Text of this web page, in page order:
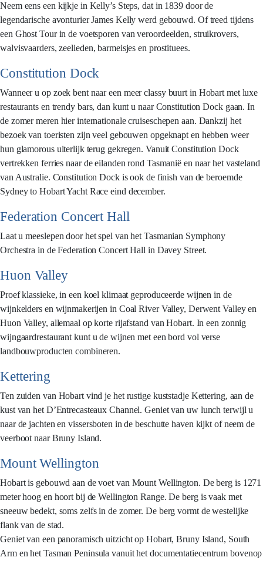
Neem eens een kijkje in Kelly’s Steps, dat in 1839 door de
legendarische avonturier James Kelly werd gebouwd. Of treed tijdens
een Ghost Tour in de voetsporen van veroordeelden, struikrovers,
walvisvaarders, zeelieden, barmeisjes en prostituees.
Constitution Dock
Wanneer u op zoek bent naar een meer classy buurt in Hobart met luxe
restaurants en trendy bars, dan kunt u naar Constitution Dock gaan. In
de zomer meren hier internationale cruiseschepen aan. Dankzij het
bezoek van toeristen zijn veel gebouwen opgeknapt en hebben weer
hun glamorous uiterlijk terug gekregen. Vanuit Constitution Dock
vertrekken ferries naar de eilanden rond Tasmanië en naar het vasteland
van Australie. Constitution Dock is ook de finish van de beroemde
Sydney to Hobart Yacht Race eind december.
Federation Concert Hall
Laat u meeslepen door het spel van het Tasmanian Symphony
Orchestra in de Federation Concert Hall in Davey Street.
Huon Valley
Proef klassieke, in een koel klimaat geproduceerde wijnen in de
wijnkelders en wijnmakerijen in Coal River Valley, Derwent Valley en
Huon Valley, allemaal op korte rijafstand van Hobart. In een zonnig
wijngaardrestaurant kunt u de wijnen met een bord vol verse
landbouwproducten combineren.
Kettering
Ten zuiden van Hobart vind je het rustige kuststadje Kettering, aan de
kust van het D’Entrecasteaux Channel. Geniet van uw lunch terwijl u
naar de jachten en vissersboten in de beschutte haven kijkt of neem de
veerboot naar Bruny Island.
Mount Wellington
Hobart is gebouwd aan de voet van Mount Wellington. De berg is 1271
meter hoog en hoort bij de Wellington Range. De berg is vaak met
sneeuw bedekt, soms zelfs in de zomer. De berg vormt de westelijke
flank van de stad.
Geniet van een panoramisch uitzicht op Hobart, Bruny Island, South
Arm en het Tasman Peninsula vanuit het documentatiecentrum bovenop